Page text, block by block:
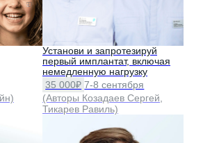
Регенерация костной ткани
для начинающих хирургов
40 000₽ 24 октября
(Автор Борис Бернацкий)